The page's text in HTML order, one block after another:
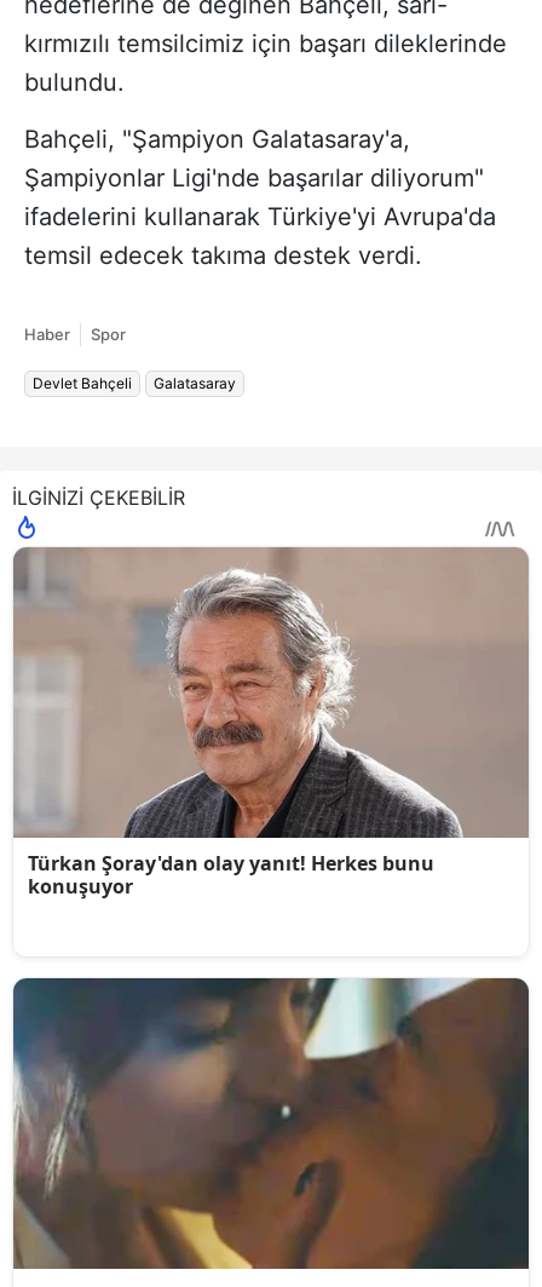
kırmızılı temsilcimiz için başarı dileklerinde
bulundu.
Bahçeli, "Şampiyon Galatasaray'a,
Şampiyonlar Ligi'nde başarılar diliyorum"
ifadelerini kullanarak Türkiye'yi Avrupa'da
temsil edecek takıma destek verdi.
Haber Spor
Devlet Bahçeli Galatasaray
İLGİNİZİ ÇEKEBİLİR